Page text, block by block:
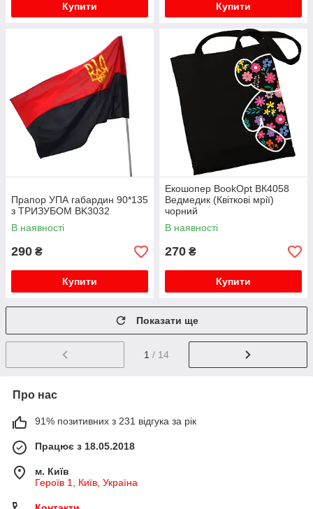
Купити Купити
Прапор УПА габардин 90*135
з ТРИЗУБОМ BK3032
В наявності
290 ₴
Купити
Екошопер BookOpt ВК4058
Ведмедик (Квіткові мрії)
чорний
В наявності
270 ₴
Купити
Показати ще
1 / 14
Про нас
91% позитивних з 231 відгука за рік
Працює з 18.05.2018
м. Київ
Героїв 1, Київ, Україна